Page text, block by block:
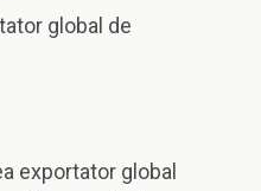
global de
exportator global